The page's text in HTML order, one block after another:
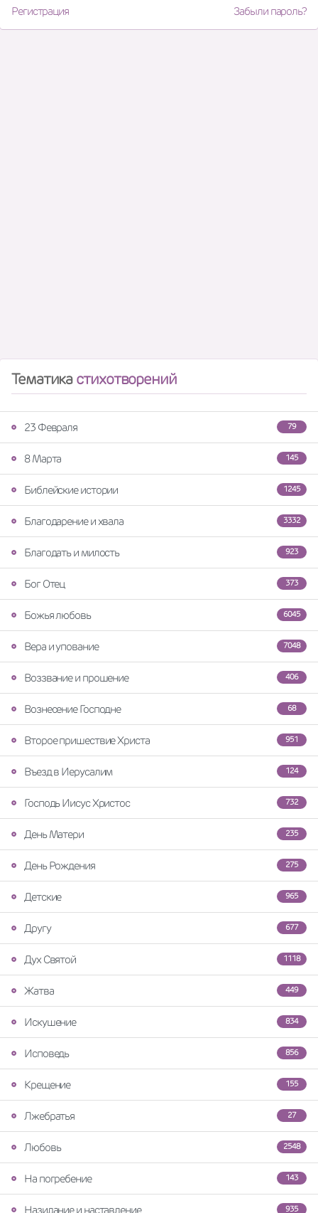
Регистрация Забыли пароль?
Тематикастихотворений
79
23 Февраля
145
8 Марта
1245
Библейские истории
3332
Благодарение и хвала
923
Благодать и милость
373
Бог Отец
6045
Божья любовь
7048
Вера и упование
406
Воззвание и прошение
68
Вознесение Господне
951
Второе пришествие Христа
124
Въезд в Иерусалим
732
Господь Иисус Христос
235
День Матери
275
День Рождения
965
Детские
677
Другу
1118
Дух Святой
449
Жатва
834
Искушение
856
Исповедь
155
Крещение
27
Лжебратья
2548
Любовь
143
На погребение
935
Назидание и наставление